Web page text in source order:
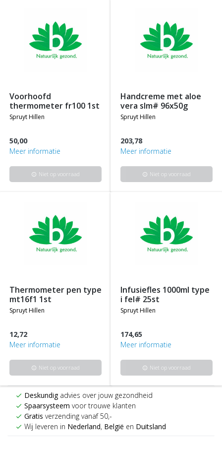
voorhoofd
thermometer fr100 1st
spruyt hillen
50,00
Meer informatie
info Niet op voorraad
handcreme met aloe
vera slm# 96x50g
spruyt hillen
203,78
Meer informatie
info Niet op voorraad
thermometer pen type
mt16f1 1st
spruyt hillen
12,72
Meer informatie
info Niet op voorraad
infusiefles 1000ml type
i fel# 25st
spruyt hillen
174,65
Meer informatie
info Niet op voorraad
check Deskundigadvies over jouw gezondheid
check Spaarsysteem voor trouwe klanten
check Gratis verzending vanaf 50,-
check Wij leveren in Nederland, België en Duitsland